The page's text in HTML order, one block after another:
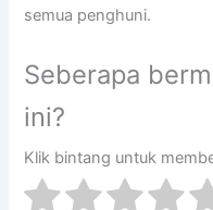
semua penghuni.
Seberapa
ini?
Klik bintang untuk